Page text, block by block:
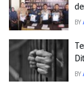
BY
BY